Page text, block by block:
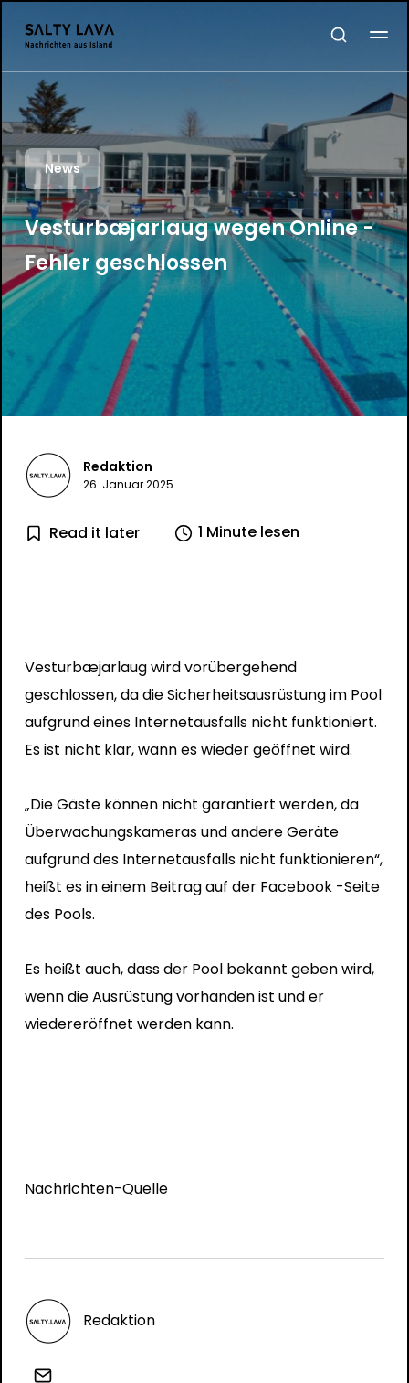
News
Vesturbæjarlaug wegen Online -
Fehler geschlossen
Redaktion
26. Januar 2025
Read it later 1 Minute lesen
Vesturbæjarlaug wird vorübergehend
geschlossen, da die Sicherheitsausrüstung im Pool
aufgrund eines Internetausfalls nicht funktioniert.
Es ist nicht klar, wann es wieder geöffnet wird.
„Die Gäste können nicht garantiert werden, da
Überwachungskameras und andere Geräte
aufgrund des Internetausfalls nicht funktionieren“,
heißt es in einem Beitrag auf der Facebook -Seite
des Pools.
Es heißt auch, dass der Pool bekannt geben wird,
wenn die Ausrüstung vorhanden ist und er
wiedereröffnet werden kann.
Nachrichten-Quelle
Redaktion